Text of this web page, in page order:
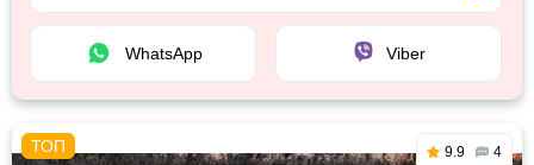
WhatsApp Viber
9.9 4